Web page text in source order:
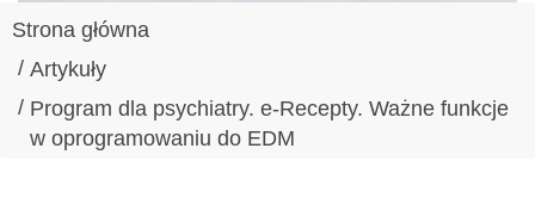
Strona główna
Artykuły
Program dla psychiatry. e-Recepty. Ważne funkcje
w oprogramowaniu do EDM